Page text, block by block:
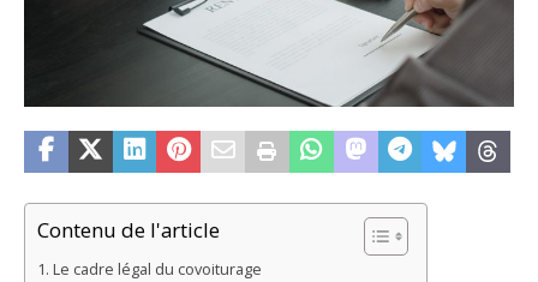
Contenu de l'article
Le cadre légal du covoiturage